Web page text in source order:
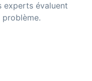
experts évaluent